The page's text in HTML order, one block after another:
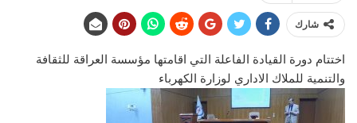
شارك
اختتام دورة القيادة الفاعلة التي اقامتها مؤسسة العراقة للثقافة
والتنمية للملاك الاداري لوزارة الكهرباء